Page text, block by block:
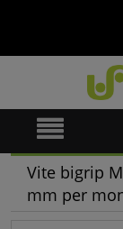
Vite bigrip
mm per